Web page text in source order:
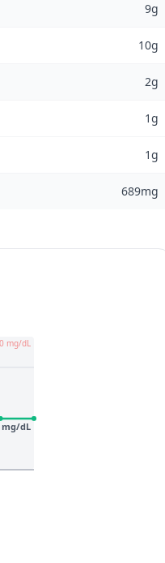
9g
10g
2g
1g
1g
689mg
mg/dL
mg/dL